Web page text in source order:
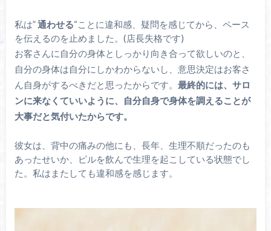
私は”通わせる“ことに違和感、疑問を感じてから、ペース
を伝えるのを止めました。(店長失格です)
お客さんに自分の身体としっかり向き合って欲しいのと、
自分の身体は自分にしかわからないし、意思決定はお客さ
ん自身がするべきだと思ったからです。 最終的には、サロ
ンに来なくていいように、自分自身で身体を調えることが
大事だと気付いたからです。
彼女は、背中の痛みの他にも、長年、生理不順だったのも
あったせいか、ピルを飲んで生理を起こしている状態でし
た。私はまたしても違和感を感じます。